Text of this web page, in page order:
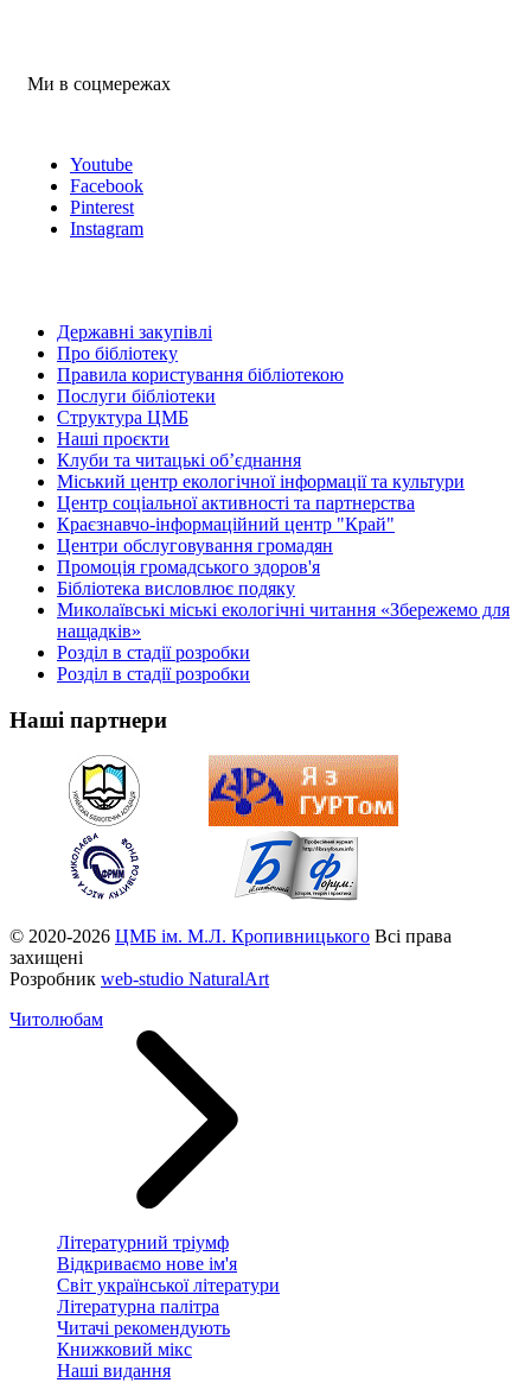
Ми в соцмережах
Youtube
Facebook
Pinterest
Instagram
Державні закупівлі
Про бібліотеку
Правила користування бібліотекою
Послуги бібліотеки
Структура ЦМБ
Наші проєкти
Клуби та читацькі об’єднання
Міський центр екологічної інформації та культури
Центр соціальної активності та партнерства
Краєзнавчо-інформаційний центр "Край"
Центри обслуговування громадян
Промоція громадського здоров'я
Бібліотека висловлює подяку
Миколаївські міські екологічні читання «Збережемо для
нащадків»
Розділ в стадії розробки
Розділ в стадії розробки
Наші партнери
© 2020-2026 ЦМБ ім. М.Л. Кропивницького Всі права
захищені
Розробник web-studio NaturalArt
Читолюбам
Літературний тріумф
Відкриваємо нове ім'я
Світ української літератури
Літературна палітра
Читачі рекомендують
Книжковий мікс
Наші видання